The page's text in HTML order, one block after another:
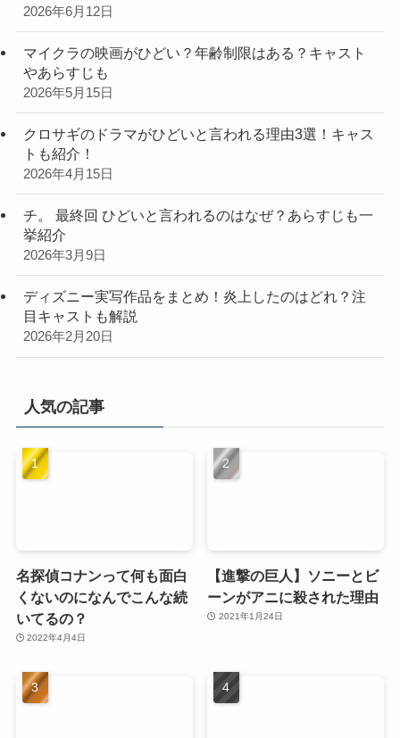
2026年6月12日
マイクラの映画がひどい？年齢制限はある？キャスト
やあらすじも
2026年5月15日
クロサギのドラマがひどいと言われる理由3選！キャス
トも紹介！
2026年4月15日
チ。 最終回 ひどいと言われるのはなぜ？あらすじも一
挙紹介
2026年3月9日
ディズニー実写作品をまとめ！炎上したのはどれ？注
目キャストも解説
2026年2月20日
人気の記事
名探偵コナンって何も面白
くないのになんでこんな続
いてるの？
2022年4月4日
【進撃の巨人】ソニーとビ
ーンがアニに殺された理由
2021年1月24日